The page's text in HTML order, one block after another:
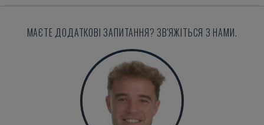
МАЄТЕ ДОДАТКОВІ ЗАПИТАННЯ? ЗВ'ЯЖІТЬСЯ З НАМИ.